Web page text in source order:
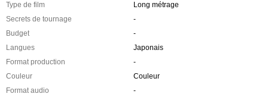
Type de film
Long métrage
Secrets de tournage
-
Budget
-
Langues
Japonais
Format production
-
Couleur
Couleur
Format audio
-